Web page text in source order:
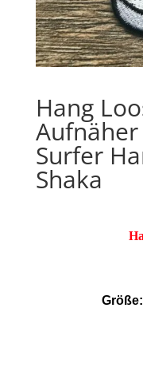
Hang
Surfer
Shaka